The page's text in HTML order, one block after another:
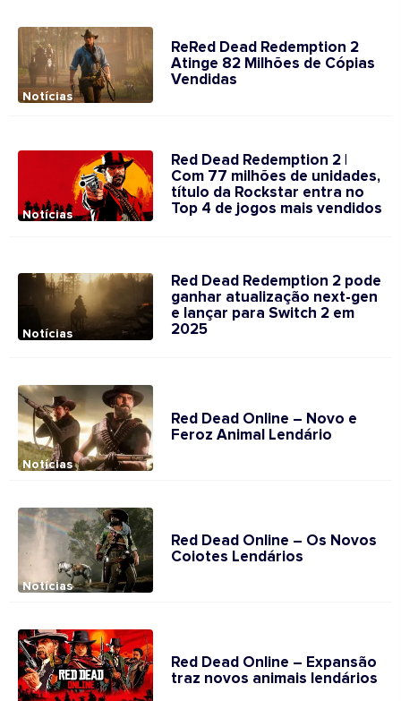
Notícias
ReRed Dead Redemption 2
Atinge 82 Milhões de Cópias
Vendidas
Notícias
Red Dead Redemption 2 |
Com 77 milhões de unidades,
título da Rockstar entra no
Top 4 de jogos mais vendidos
Notícias
Red Dead Redemption 2 pode
ganhar atualização next-gen
e lançar para Switch 2 em
2025
Notícias
Red Dead Online – Novo e
Feroz Animal Lendário
Notícias
Red Dead Online – Os Novos
Coiotes Lendários
Red Dead Online – Expansão
traz novos animais lendários